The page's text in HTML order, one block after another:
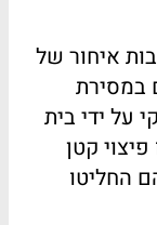
איחור של
במסירת
על ידי בית
קטן
החליטו